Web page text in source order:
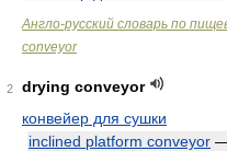
Англо-русский словарь по
conveyor
2
drying conveyor
конвейер для сушки
inclined platform conveyor